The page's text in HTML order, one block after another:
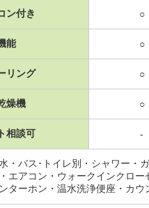
ン付き ○
能 ○
リング ○
燥機 ○
相談可 -
・バス･トイレ別・シャワー
エアコン・ウォークインクロ
ターホン・温水洗浄便座・カ